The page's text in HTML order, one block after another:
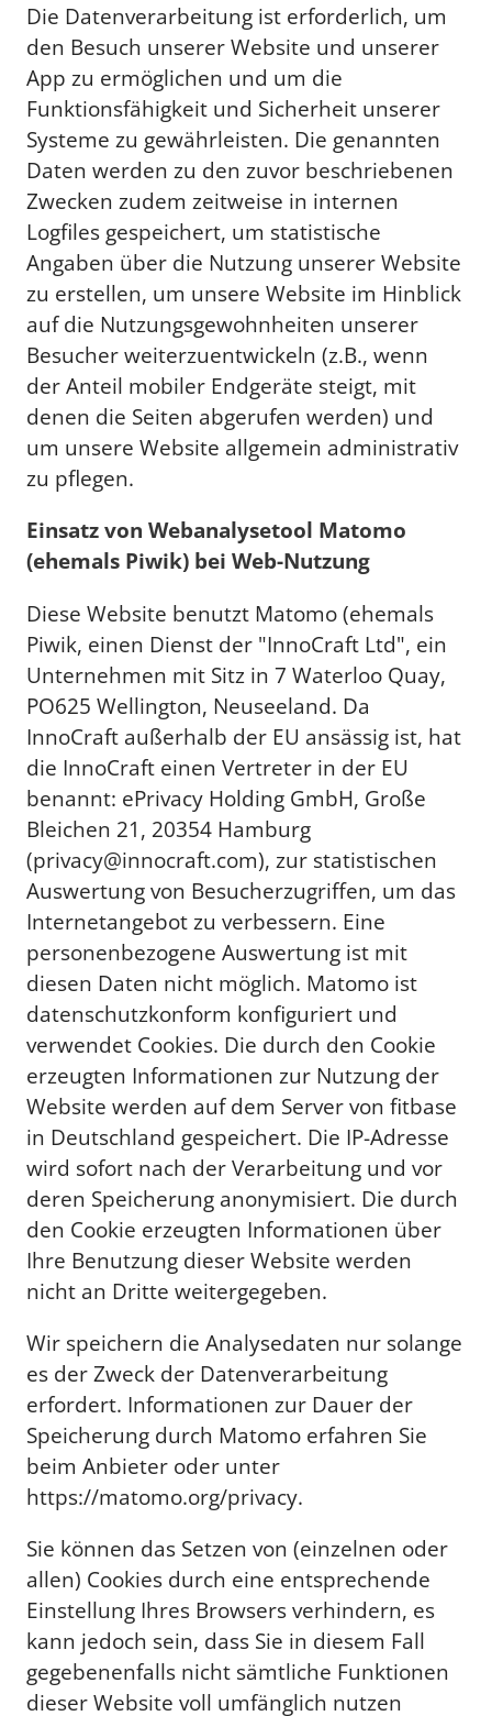
Die Datenverarbeitung ist erforderlich, um
den Besuch unserer Website und unserer
App zu ermöglichen und um die
Funktionsfähigkeit und Sicherheit unserer
Systeme zu gewährleisten. Die genannten
Daten werden zu den zuvor beschriebenen
Zwecken zudem zeitweise in internen
Logfiles gespeichert, um statistische
Angaben über die Nutzung unserer Website
zu erstellen, um unsere Website im Hinblick
auf die Nutzungsgewohnheiten unserer
Besucher weiterzuentwickeln (z.B., wenn
der Anteil mobiler Endgeräte steigt, mit
denen die Seiten abgerufen werden) und
um unsere Website allgemein administrativ
zu pflegen.
Einsatz von Webanalysetool Matomo
(ehemals Piwik) bei Web-Nutzung
Diese Website benutzt Matomo (ehemals
Piwik, einen Dienst der "InnoCraft Ltd", ein
Unternehmen mit Sitz in 7 Waterloo Quay,
PO625 Wellington, Neuseeland. Da
InnoCraft außerhalb der EU ansässig ist, hat
die InnoCraft einen Vertreter in der EU
benannt: ePrivacy Holding GmbH, Große
Bleichen 21, 20354 Hamburg
(privacy@innocraft.com), zur statistischen
Auswertung von Besucherzugriffen, um das
Internetangebot zu verbessern. Eine
personenbezogene Auswertung ist mit
diesen Daten nicht möglich. Matomo ist
datenschutzkonform konfiguriert und
verwendet Cookies. Die durch den Cookie
erzeugten Informationen zur Nutzung der
Website werden auf dem Server von fitbase
in Deutschland gespeichert. Die IP-Adresse
wird sofort nach der Verarbeitung und vor
deren Speicherung anonymisiert. Die durch
den Cookie erzeugten Informationen über
Ihre Benutzung dieser Website werden
nicht an Dritte weitergegeben.
Wir speichern die Analysedaten nur solange
es der Zweck der Datenverarbeitung
erfordert. Informationen zur Dauer der
Speicherung durch Matomo erfahren Sie
beim Anbieter oder unter
https://matomo.org/privacy.
Sie können das Setzen von (einzelnen oder
allen) Cookies durch eine entsprechende
Einstellung Ihres Browsers verhindern, es
kann jedoch sein, dass Sie in diesem Fall
gegebenenfalls nicht sämtliche Funktionen
dieser Website voll umfänglich nutzen